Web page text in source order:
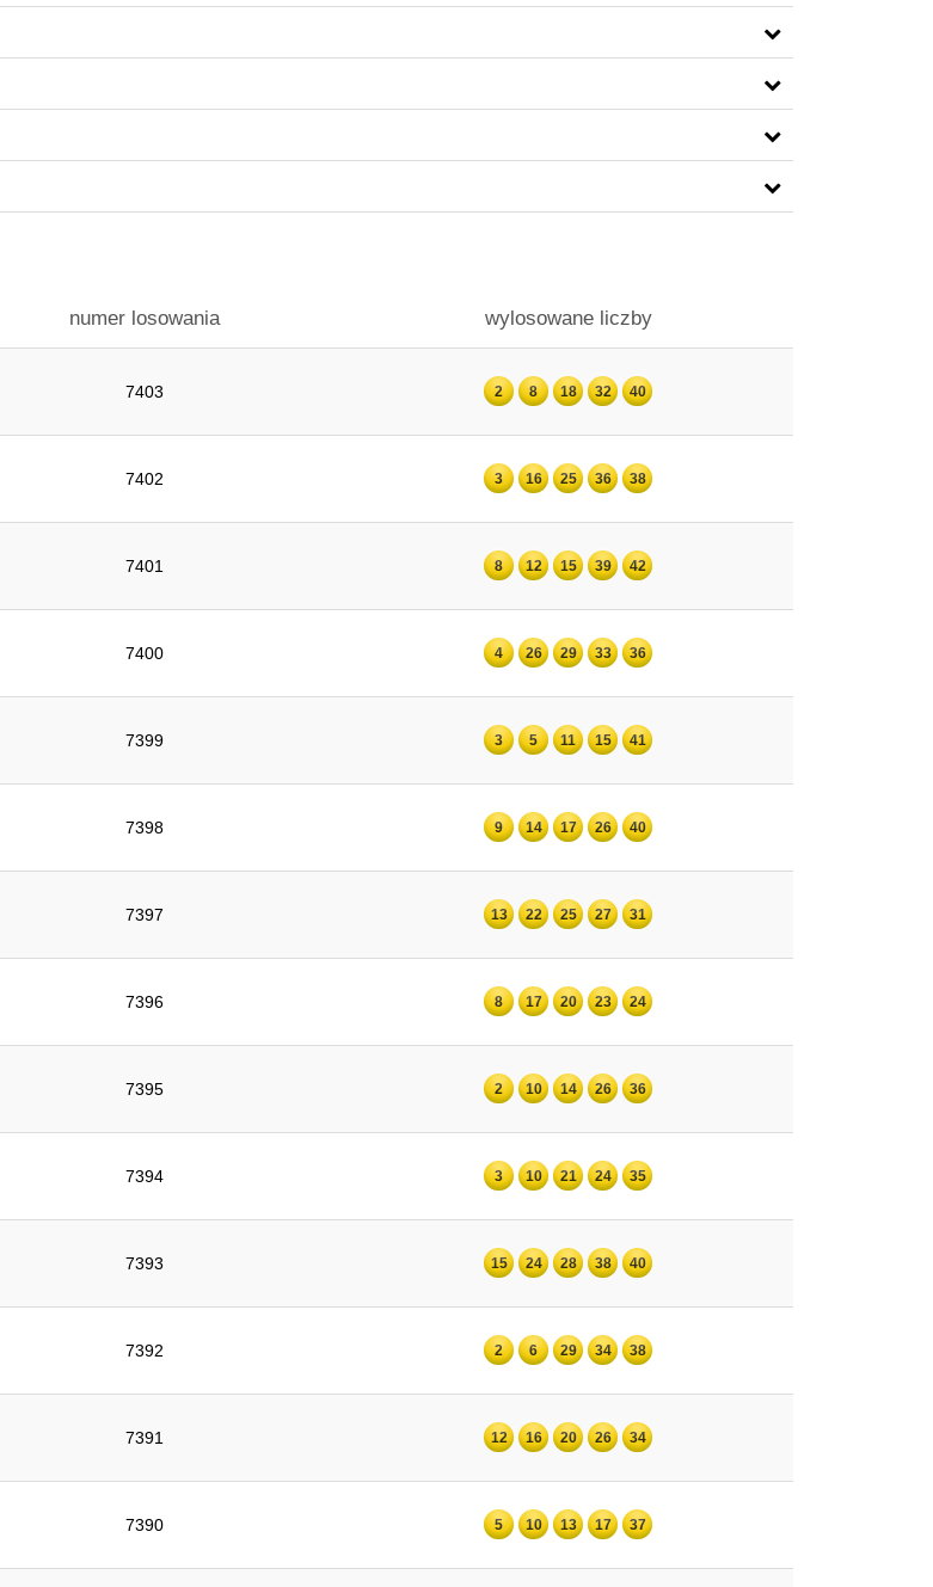
numer losowania wylosowane liczby
7403 2 8 18 32 40
7402 3 16 25 36 38
7401 8 12 15 39 42
7400 4 26 29 33 36
7399 3 5 11 15 41
7398 9 14 17 26 40
7397 13 22 25 27 31
7396 8 17 20 23 24
7395 2 10 14 26 36
7394 3 10 21 24 35
7393 15 24 28 38 40
7392 2 6 29 34 38
7391 12 16 20 26 34
7390 5 10 13 17 37